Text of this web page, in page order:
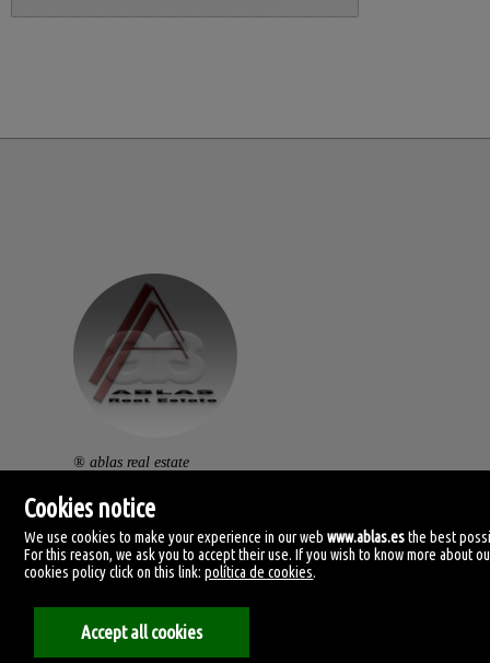
® ablas real estate
av. ramón y cajal, 32.
46470 catarroja. (vlc).
centralita: (+34) 960 119 145
clientes@ablas.es
Cookies notice
We use cookies to make your experience in our webwww.ablas.esthe best
For this reason, we ask you to accept their use. If you wish to know more about
cookies policy click on this link:política de cookies.
Accept all cookies